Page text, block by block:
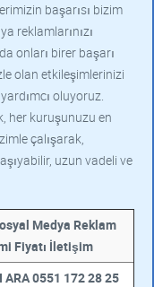
başarısı bizim
reklamlarınızı
onları birer başarı
olan etkileşimlerinizi
oluyoruz.
her kuruşunuzu en
çalışarak,
uzun vadeli ve
Medya Reklam
Fiyatı İletişim
ARA 0551 172 28 25